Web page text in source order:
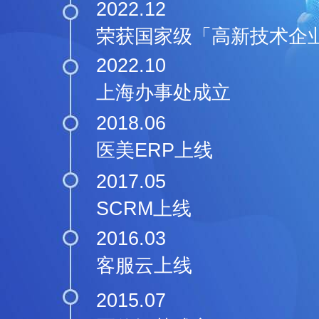
企雀集团发展历程
2023.02
北京，广州，成都办事处
2022.12
荣获国家级「高新技术企
2022.10
上海办事处成立
2018.06